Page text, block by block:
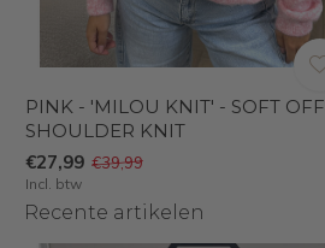
PINK - 'MILOU KNIT' - SOFT OFF
SHOULDER KNIT
€27,99 €39,99
Incl. btw
Recente artikelen